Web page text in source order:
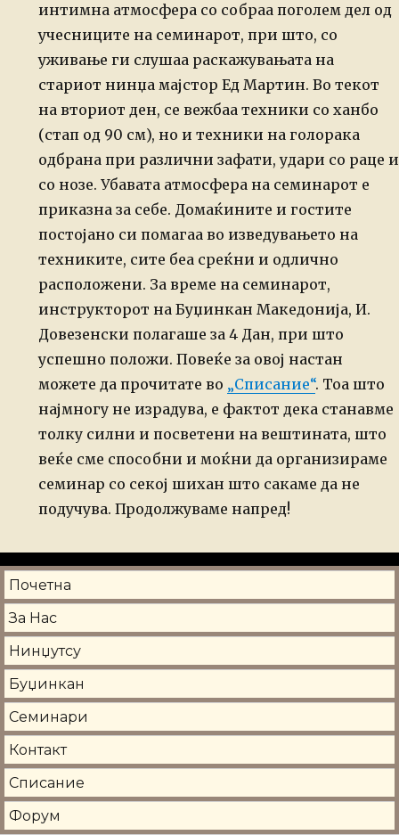
интимна атмосфера со собраа поголем дел од
учесниците на семинарот, при што, со
уживање ги слушаа раскажувањата на
стариот нинџа мајстор Ед Мартин. Во текот
на вториот ден, се вежбаа техники со ханбо
(стап од 90 см), но и техники на голорака
одбрана при различни зафати, удари со раце и
со нозе. Убавата атмосфера на семинарот е
приказна за себе. Домаќините и гостите
постојано си помагаа во изведувањето на
техниките, сите беа среќни и одлично
расположени. За време на семинарот,
инструкторот на Буџинкан Македонија, И.
Довезенски полагаше за 4 Дан, при што
успешно положи. Повеќе за овој настан
можете да прочитате во „Списание“. Тоа што
најмногу не израдува, е фактот дека станавме
толку силни и посветени на вештината, што
веќе сме способни и моќни да организираме
семинар со секој шихан што сакаме да не
подучува. Продолжуваме напред!
Почетна
За Нас
Нинџутсу
Буџинкан
Семинари
Контакт
Списание
Форум